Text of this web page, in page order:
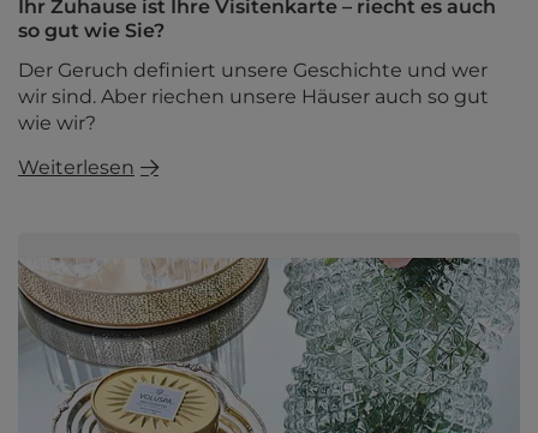
Ihr Zuhause ist Ihre Visitenkarte – riecht es auch
so gut wie Sie?
Der Geruch definiert unsere Geschichte und wer
wir sind. Aber riechen unsere Häuser auch so gut
wie wir?
Weiterlesen